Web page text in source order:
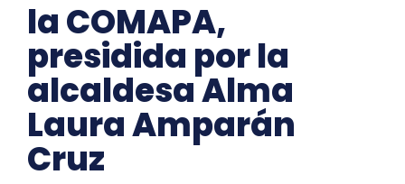
la COMAPA,
presidida por la
alcaldesa Alma
Laura Amparán
Cruz